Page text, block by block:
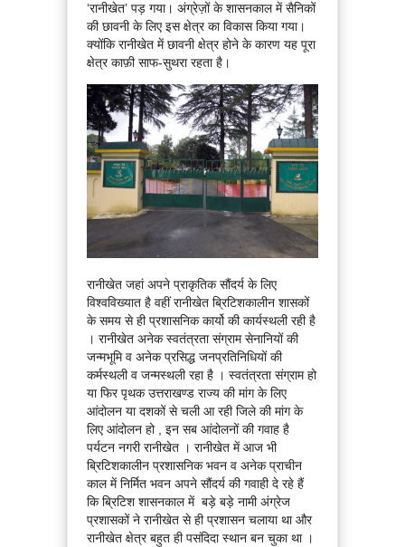
‘रानीखेत’ पड़ गया। अंग्रेज़ों के शासनकाल में सैनिकों
की छावनी के लिए इस क्षेत्र का विकास किया गया।
क्योंकि रानीखेत में छावनी क्षेत्र होने के कारण यह पूरा
क्षेत्र काफ़ी साफ-सुथरा रहता है।
रानीखेत जहां अपने प्राकृतिक सौंदर्य के लिए
विश्वविख्यात है वहीं रानीखेत ब्रिटिशकालीन शासकों
के समय से ही प्रशासनिक कार्यो की कार्यस्थली रही है
। रानीखेत अनेक स्वतंत्रता संग्राम सेनानियों की
जन्मभूमि व अनेक प्रसिद्ध जनप्रतिनिधियों की
कर्मस्थली व जन्मस्थली रहा है । स्वतंत्रता संग्राम हो
या फिर पृथक उत्तराखण्ड राज्य की मांग के लिए
आंदोलन या दशकों से चली आ रही जिले की मांग के
लिए आंदोलन हो , इन सब आंदोलनों की गवाह है
पर्यटन नगरी रानीखेत । रानीखेत में आज भी
ब्रिटिशकालीन प्रशासनिक भवन व अनेक प्राचीन
काल में निर्मित भवन अपने सौंदर्य की गवाही दे रहे हैं
कि ब्रिटिश शासनकाल में बड़े बड़े नामी अंग्रेज
प्रशासकों ने रानीखेत से ही प्रशासन चलाया था और
रानीखेत क्षेत्र बहुत ही पसंदिदा स्थान बन चुका था ।